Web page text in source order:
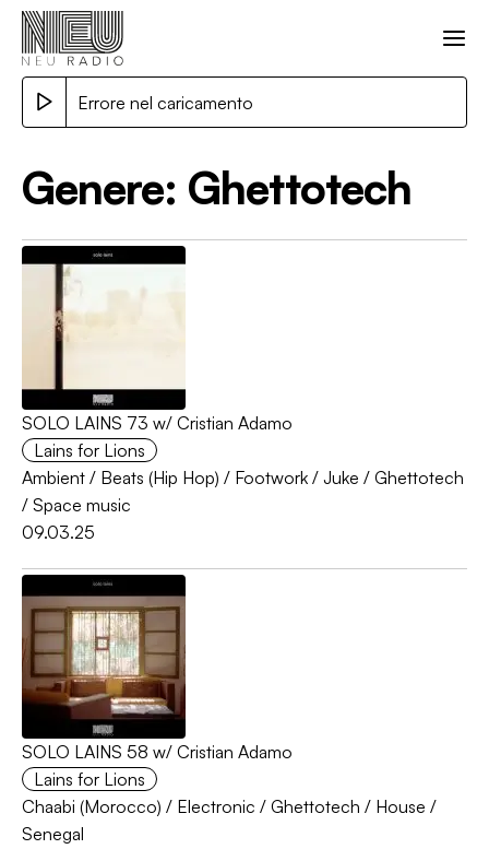
Errore nel caricamento
Genere: Ghettotech
SOLO LAINS 73 w/ Cristian Adamo
Lains for Lions
Ambient / Beats (Hip Hop) / Footwork / Juke / Ghettotech
/ Space music
09.03.25
SOLO LAINS 58 w/ Cristian Adamo
Lains for Lions
Chaabi (Morocco) / Electronic / Ghettotech / House /
Senegal